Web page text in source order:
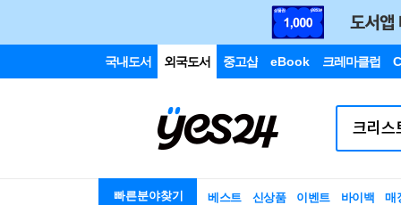
국내도서 외국도서 중고샵 eBook 크레마클럽
빠른분야찾기 베스트 신상품 이벤트 바이백 매